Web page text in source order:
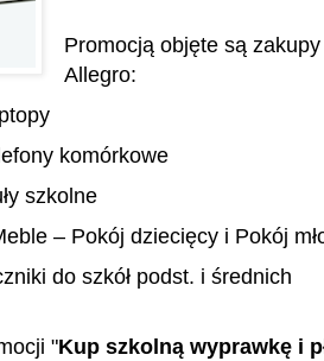
Promocją objęte są
Allegro:
komórkowe
szkolne
– Pokój dziecięcy i Pokój
do szkół podst. i średnich
"Kup szkolną wyprawkę i